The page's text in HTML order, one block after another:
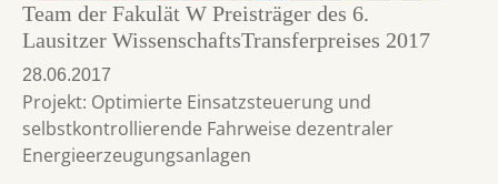
Team der Fakulät W Preisträger des 6.
Lausitzer WissenschaftsTransferpreises 2017
28.06.2017
Projekt: Optimierte Einsatzsteuerung und
selbstkontrollierende Fahrweise dezentraler
Energieerzeugungsanlagen